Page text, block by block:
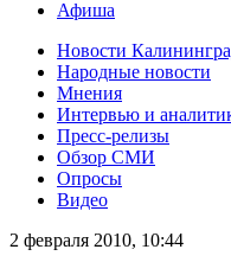
Афиша
Новости
Народные новости
Мнения
Интервью и
Пресс-релизы
Обзор СМИ
Опросы
Видео
2 февраля 2010, 10:44